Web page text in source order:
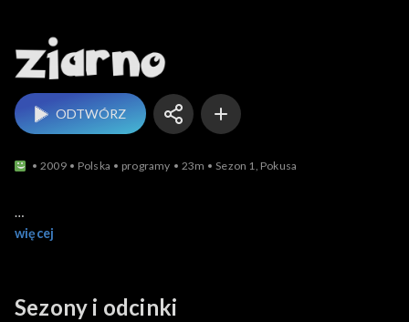
ODTWÓRZ
2009 Polska programy 23m Sezon 1, Pokusa
Ten jednak, podobnie jak "sprzedawca bubli", odchodzi z niczym.
więcej
Sezony i odcinki